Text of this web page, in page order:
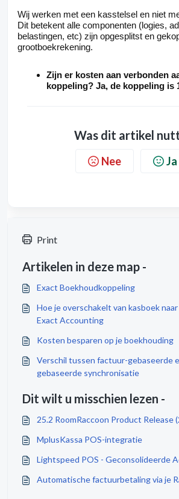
Wij werken met een kasstelsel en niet
Dit betekent alle componenten (logies,
belastingen, etc) zijn opgesplitst en
grootboekrekening.
Zijn er kosten aan verbonden
koppeling? Ja, de koppeling is
Was dit artikel
Nee Ja
Print
Artikelen in deze map -
Exact Boekhoudkoppeling
Hoe je overschakelt van kasboek
Exact Accounting
Kosten besparen op je boekhouding
Verschil tussen factuur-gebaseerde
gebaseerde synchronisatie
Dit wilt u misschien lezen -
25.2 RoomRaccoon Product Release
MplusKassa POS-integratie
Lightspeed POS - Geconsolideerde
Automatische factuurbetaling via je